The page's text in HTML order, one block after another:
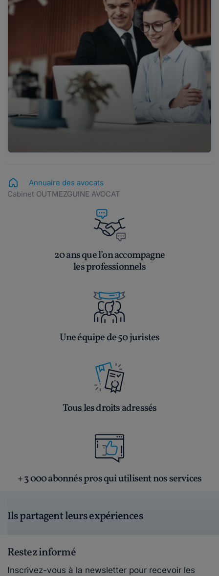
Annuaire des avocats
Cabinet OUTMEZGUINE AVOCAT
20 ans que l’on accompagne
les professionnels
Une équipe de 50 juristes
Tous les droits adressés
+ 3 000 abonnés pros qui utilisent nos services
Ils partagent leurs expériences
Restez informé
Inscrivez-vous à la newsletter pour recevoir les